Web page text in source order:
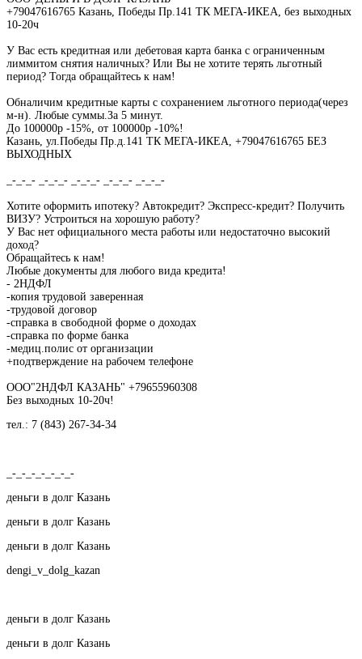
+79047616765 Казань, Победы Пр.141 ТК МЕГА-ИКЕА, без выходных
10-20ч
У Вас есть кредитная или дебетовая карта банка с ограниченным
лиммитом снятия наличных? Или Вы не хотите терять льготный
период? Тогда обращайтесь к нам!
Обналичим кредитные карты с сохранением льготного периода(через
м-н). Любые суммы.За 5 минут.
До 100000р -15%, от 100000р -10%!
Казань, ул.Победы Пр.д.141 ТК МЕГА-ИКЕА, +79047616765 БЕЗ
ВЫХОДНЫХ
_-_-_- _-_-_- _-_-_- _-_-_- _-_-_-
Хотите оформить ипотеку? Автокредит? Экспресс-кредит? Получить
ВИЗУ? Устроиться на хорошую работу?
У Вас нет официального места работы или недостаточно высокий
доход?
Обращайтесь к нам!
Любые документы для любого вида кредита!
- 2НДФЛ
-копия трудовой заверенная
-трудовой договор
-справка в свободной форме о доходах
-справка по форме банка
-медиц.полис от организации
+подтверждение на рабочем телефоне
ООО"2НДФЛ КАЗАНЬ" +79655960308
Без выходных 10-20ч!
тел.: 7 (843) 267-34-34
_-_-_-_-_-_-_-
деньги в долг Казань
деньги в долг Казань
деньги в долг Казань
dengi_v_dolg_kazan
деньги в долг Казань
деньги в долг Казань